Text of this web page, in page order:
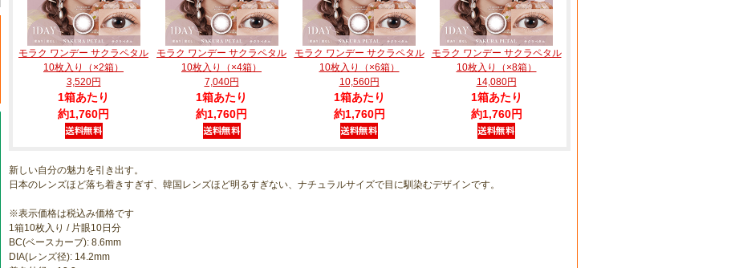
モラク ワンデー サクラペタル
10枚入り（×2箱）
3,520円
1箱あたり
約1,760円
モラク ワンデー サクラペタル
10枚入り（×4箱）
7,040円
1箱あたり
約1,760円
モラク ワンデー サクラペタル
10枚入り（×6箱）
10,560円
1箱あたり
約1,760円
モラク ワンデー サクラペタル
10枚入り（×8箱）
14,080円
1箱あたり
約1,760円
新しい自分の魅力を引き出す。
日本のレンズほど落ち着きすぎず、韓国レンズほど明るすぎない、ナチュラルサイズで目に馴染むデザインです。
※表示価格は税込み価格です
1箱10枚入り / 片眼10日分
BC(ベースカーブ): 8.6mm
DIA(レンズ径): 14.2mm